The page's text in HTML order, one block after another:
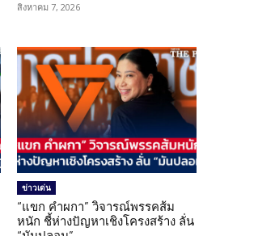
สิงหาคม 7, 2026
ข่าวเด่น
“แขก คำผกา” วิจารณ์พรรคส้ม
หนัก ชี้ห่างปัญหาเชิงโครงสร้าง ลั่น